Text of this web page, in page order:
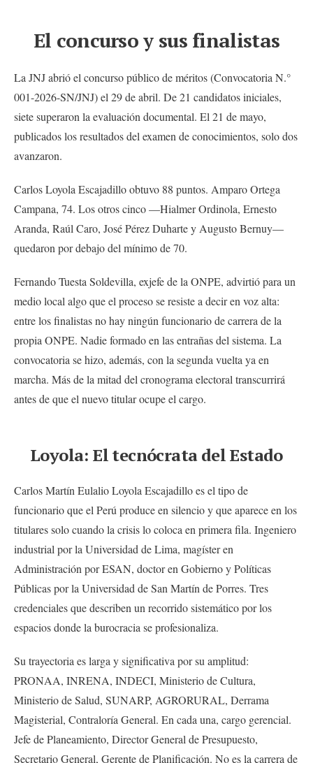
El concurso y sus finalistas
La JNJ abrió el concurso público de méritos (Convocatoria N.°
001-2026-SN/JNJ) el 29 de abril. De 21 candidatos iniciales,
siete superaron la evaluación documental. El 21 de mayo,
publicados los resultados del examen de conocimientos, solo dos
avanzaron.
Carlos Loyola Escajadillo obtuvo 88 puntos. Amparo Ortega
Campana, 74. Los otros cinco —Hialmer Ordinola, Ernesto
Aranda, Raúl Caro, José Pérez Duharte y Augusto Bernuy—
quedaron por debajo del mínimo de 70.
Fernando Tuesta Soldevilla, exjefe de la ONPE, advirtió para un
medio local algo que el proceso se resiste a decir en voz alta:
entre los finalistas no hay ningún funcionario de carrera de la
propia ONPE. Nadie formado en las entrañas del sistema. La
convocatoria se hizo, además, con la segunda vuelta ya en
marcha. Más de la mitad del cronograma electoral transcurrirá
antes de que el nuevo titular ocupe el cargo.
Loyola: El tecnócrata del Estado
Carlos Martín Eulalio Loyola Escajadillo es el tipo de
funcionario que el Perú produce en silencio y que aparece en los
titulares solo cuando la crisis lo coloca en primera fila. Ingeniero
industrial por la Universidad de Lima, magíster en
Administración por ESAN, doctor en Gobierno y Políticas
Públicas por la Universidad de San Martín de Porres. Tres
credenciales que describen un recorrido sistemático por los
espacios donde la burocracia se profesionaliza.
Su trayectoria es larga y significativa por su amplitud:
PRONAA, INRENA, INDECI, Ministerio de Cultura,
Ministerio de Salud, SUNARP, AGRORURAL, Derrama
Magisterial, Contraloría General. En cada una, cargo gerencial.
Jefe de Planeamiento, Director General de Presupuesto,
Secretario General, Gerente de Planificación. No es la carrera de